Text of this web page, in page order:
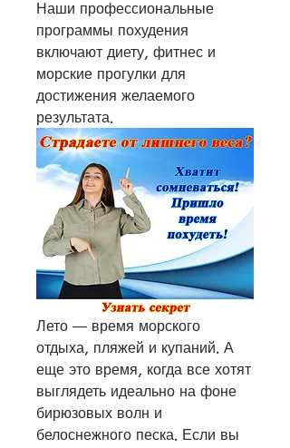
Наши профессиональные
программы похудения
включают диету, фитнес и
морские прогулки для
достижения желаемого
результата.
Лето — время морского
отдыха, пляжей и купаний. А
еще это время, когда все хотят
выглядеть идеально на фоне
бирюзовых волн и
белоснежного песка. Если вы